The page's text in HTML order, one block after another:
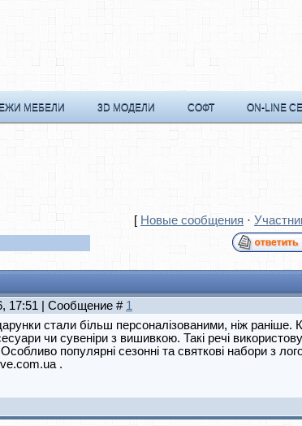
МЕБЕЛИ 3D МОДЕЛИ СОФТ ON-LINE
[ Новые сообщения ·
17:51 | Сообщение # 1
стали більш персоналізованими, ніж раніше.
чи сувеніри з вишивкою. Такі речі
Особливо популярні сезонні та святкові набори з
.